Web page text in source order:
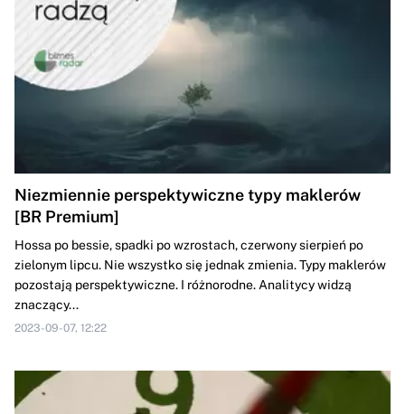
Niezmiennie perspektywiczne typy maklerów
[BR Premium]
Hossa po bessie, spadki po wzrostach, czerwony sierpień po
zielonym lipcu. Nie wszystko się jednak zmienia. Typy maklerów
pozostają perspektywiczne. I różnorodne. Analitycy widzą
znaczący...
2023-09-07, 12:22